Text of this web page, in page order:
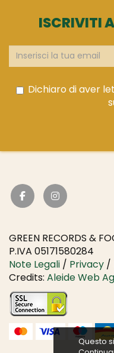
ISCRIVITI
Dichiaro di aver
GREEN RECORDS &
P.IVA 05171580284
Note Legali / Privacy /
Credits: Aleide Web
Questo